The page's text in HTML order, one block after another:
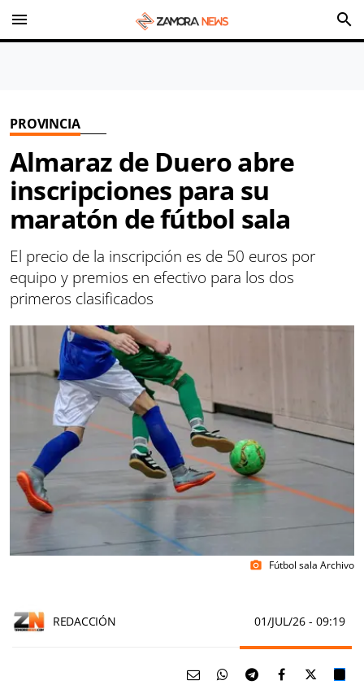
menu search
PROVINCIA
Almaraz de Duero abre
inscripciones para su
maratón de fútbol sala
El precio de la inscripción es de 50 euros por
equipo y premios en efectivo para los dos
primeros clasificados
photo_camera Fútbol sala Archivo
REDACCIÓN 01/JUL/26 - 09:19